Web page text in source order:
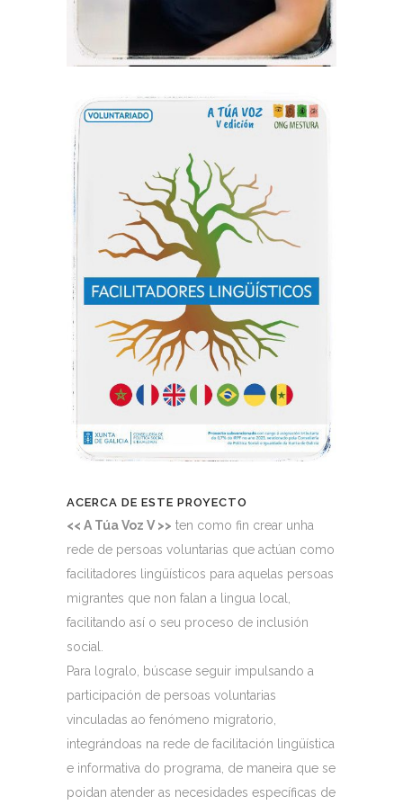
ACERCA DE ESTE PROYECTO
<< A Túa Voz V >> ten como fin crear unha
rede de persoas voluntarias que actúan como
facilitadores lingüísticos para aquelas persoas
migrantes que non falan a lingua local,
facilitando así o seu proceso de inclusión
social.
Para logralo, búscase seguir impulsando a
participación de persoas voluntarias
vinculadas ao fenómeno migratorio,
integrándoas na rede de facilitación lingüística
e informativa do programa, de maneira que se
poidan atender as necesidades específicas de